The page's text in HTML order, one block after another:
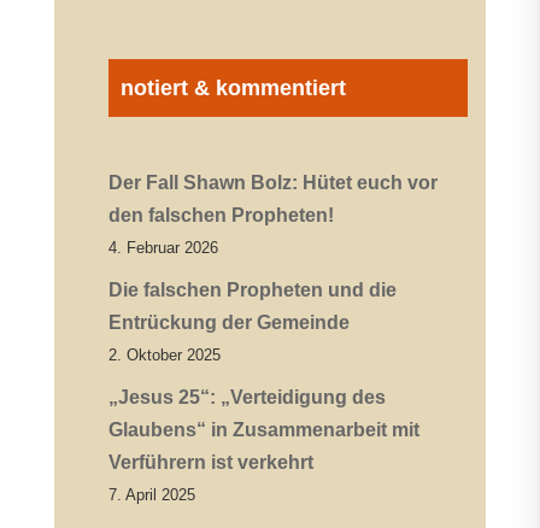
notiert & kommentiert
Der Fall Shawn Bolz: Hütet euch vor
den falschen Propheten!
4. Februar 2026
Die falschen Propheten und die
Entrückung der Gemeinde
2. Oktober 2025
„Jesus 25“: „Verteidigung des
Glaubens“ in Zusammenarbeit mit
Verführern ist verkehrt
7. April 2025